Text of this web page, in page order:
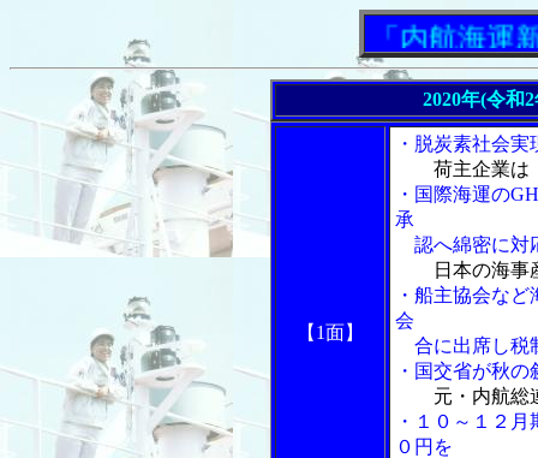
「内航海運新聞
2020年(令和
【1面】
・脱炭素社会
荷主企業は
・国際海運の
承
認へ綿密に対
日本の海事
・船主協会な
会
合に出席し税
・国交省が秋
元・内航総
・１０～１２
０円を